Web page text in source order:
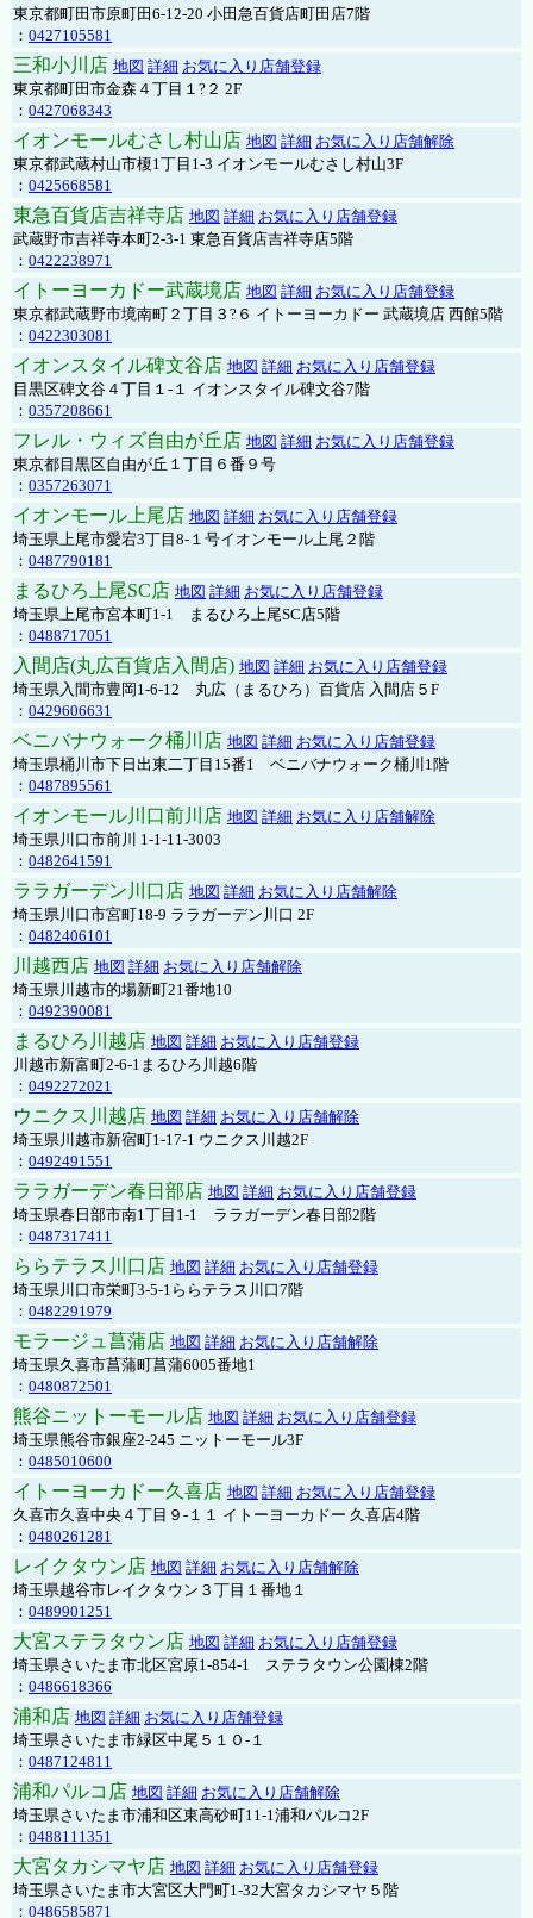
東京都町田市原町田6-12-20 小田急百貨店町田店7階
： 0427105581
三和小川店 地図 詳細 お気に入り店舗登録
東京都町田市金森４丁目１?２ 2F
： 0427068343
イオンモールむさし村山店 地図 詳細 お気に入り店舗解除
東京都武蔵村山市榎1丁目1-3 イオンモールむさし村山3F
： 0425668581
東急百貨店吉祥寺店 地図 詳細 お気に入り店舗登録
武蔵野市吉祥寺本町2-3-1 東急百貨店吉祥寺店5階
： 0422238971
イトーヨーカドー武蔵境店 地図 詳細 お気に入り店舗登録
東京都武蔵野市境南町２丁目３?６ イトーヨーカドー 武蔵境店 西館5階
： 0422303081
イオンスタイル碑文谷店 地図 詳細 お気に入り店舗登録
目黒区碑文谷４丁目１-１ イオンスタイル碑文谷7階
： 0357208661
フレル・ウィズ自由が丘店 地図 詳細 お気に入り店舗登録
東京都目黒区自由が丘１丁目６番９号
： 0357263071
イオンモール上尾店 地図 詳細 お気に入り店舗登録
埼玉県上尾市愛宕3丁目8-１号イオンモール上尾２階
： 0487790181
まるひろ上尾SC店 地図 詳細 お気に入り店舗登録
埼玉県上尾市宮本町1-1 まるひろ上尾SC店5階
： 0488717051
入間店(丸広百貨店入間店) 地図 詳細 お気に入り店舗登録
埼玉県入間市豊岡1-6-12 丸広（まるひろ）百貨店 入間店５F
： 0429606631
ベニバナウォーク桶川店 地図 詳細 お気に入り店舗登録
埼玉県桶川市下日出東二丁目15番1 ベニバナウォーク桶川1階
： 0487895561
イオンモール川口前川店 地図 詳細 お気に入り店舗解除
埼玉県川口市前川 1-1-11-3003
： 0482641591
ララガーデン川口店 地図 詳細 お気に入り店舗解除
埼玉県川口市宮町18-9 ララガーデン川口 2F
： 0482406101
川越西店 地図 詳細 お気に入り店舗解除
埼玉県川越市的場新町21番地10
： 0492390081
まるひろ川越店 地図 詳細 お気に入り店舗登録
川越市新富町2-6-1まるひろ川越6階
： 0492272021
ウニクス川越店 地図 詳細 お気に入り店舗解除
埼玉県川越市新宿町1-17-1 ウニクス川越2F
： 0492491551
ララガーデン春日部店 地図 詳細 お気に入り店舗登録
埼玉県春日部市南1丁目1-1 ララガーデン春日部2階
： 0487317411
ららテラス川口店 地図 詳細 お気に入り店舗登録
埼玉県川口市栄町3-5-1ららテラス川口7階
： 0482291979
モラージュ菖蒲店 地図 詳細 お気に入り店舗解除
埼玉県久喜市菖蒲町菖蒲6005番地1
： 0480872501
熊谷ニットーモール店 地図 詳細 お気に入り店舗登録
埼玉県熊谷市銀座2-245 ニットーモール3F
： 0485010600
イトーヨーカドー久喜店 地図 詳細 お気に入り店舗登録
久喜市久喜中央４丁目９-１１ イトーヨーカドー 久喜店4階
： 0480261281
レイクタウン店 地図 詳細 お気に入り店舗解除
埼玉県越谷市レイクタウン３丁目１番地１
： 0489901251
大宮ステラタウン店 地図 詳細 お気に入り店舗登録
埼玉県さいたま市北区宮原1-854-1 ステラタウン公園棟2階
： 0486618366
浦和店 地図 詳細 お気に入り店舗登録
埼玉県さいたま市緑区中尾５１０-１
： 0487124811
浦和パルコ店 地図 詳細 お気に入り店舗解除
埼玉県さいたま市浦和区東高砂町11-1浦和パルコ2F
： 0488111351
大宮タカシマヤ店 地図 詳細 お気に入り店舗登録
埼玉県さいたま市大宮区大門町1-32大宮タカシマヤ５階
： 0486585871